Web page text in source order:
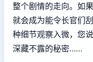
整个剧情的走向。如
就会成为能令长官们
种细节观察入微，您
深藏不露的秘密……